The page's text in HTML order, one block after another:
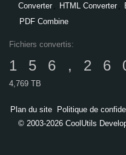
Converter
HTML Converter
PDF Combine
Fichiers convertis:
4,769 TB
Plan du site Politique de
© 2003-2026 CoolUtils